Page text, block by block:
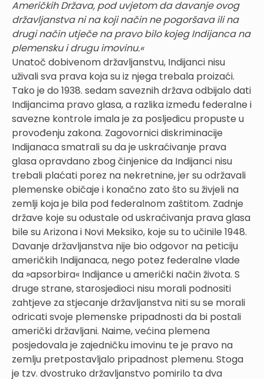
Američkih Država, pod uvjetom da davanje ovog
državljanstva ni na koji način ne pogoršava ili na
drugi način utječe na pravo bilo kojeg Indijanca na
plemensku i drugu imovinu.«
Unatoč dobivenom državljanstvu, Indijanci nisu
uživali sva prava koja su iz njega trebala proizaći.
Tako je do 1938. sedam saveznih država odbijalo dati
Indijancima pravo glasa, a razlika između federalne i
savezne kontrole imala je za posljedicu propuste u
provođenju zakona. Zagovornici diskriminacije
Indijanaca smatrali su da je uskraćivanje prava
glasa opravdano zbog činjenice da Indijanci nisu
trebali plaćati porez na nekretnine, jer su održavali
plemenske običaje i konačno zato što su živjeli na
zemlji koja je bila pod federalnom zaštitom. Zadnje
države koje su odustale od uskraćivanja prava glasa
bile su Arizona i Novi Meksiko, koje su to učinile 1948.
Davanje državljanstva nije bio odgovor na peticiju
američkih Indijanaca, nego potez federalne vlade
da »apsorbira« Indijance u američki način života. S
druge strane, starosjedioci nisu morali podnositi
zahtjeve za stjecanje državljanstva niti su se morali
odricati svoje plemenske pripadnosti da bi postali
američki državljani. Naime, većina plemena
posjedovala je zajedničku imovinu te je pravo na
zemlju pretpostavljalo pripadnost plemenu. Stoga
je tzv. dvostruko državljanstvo pomirilo ta dva